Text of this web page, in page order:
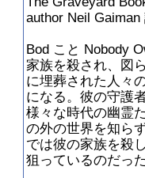
author Neil Gaiman
Bod こと Nobody
家族を殺され、図
に埋葬された人々
になる。彼の守護
様々な時代の幽霊
の外の世界を知ら
では彼の家族を殺
狙っているのだっ